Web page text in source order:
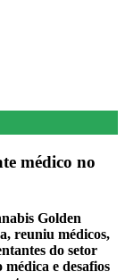
médico no
Golden
reuniu médicos,
do setor
e desafios